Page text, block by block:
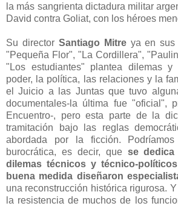
la más sangrienta dictadura militar
David contra Goliat, con los héroes
Su director Santiago Mitreya en sus
"Pequeña Flor", "La Cordillera",
"Los estudiantes" plantea dilemas y
poder, la política, las relaciones y la
el Juicio a las Juntas que tuvo
documentales-la última fue "oficial",
Encuentro-, pero esta parte de la
tramitación bajo las reglas
abordada por la ficción.
burocrática, es decir, que se
dilemas técnicos y técnico-
buena medida diseñaron
una reconstrucción histórica rigurosa.
la resistencia de muchos de los